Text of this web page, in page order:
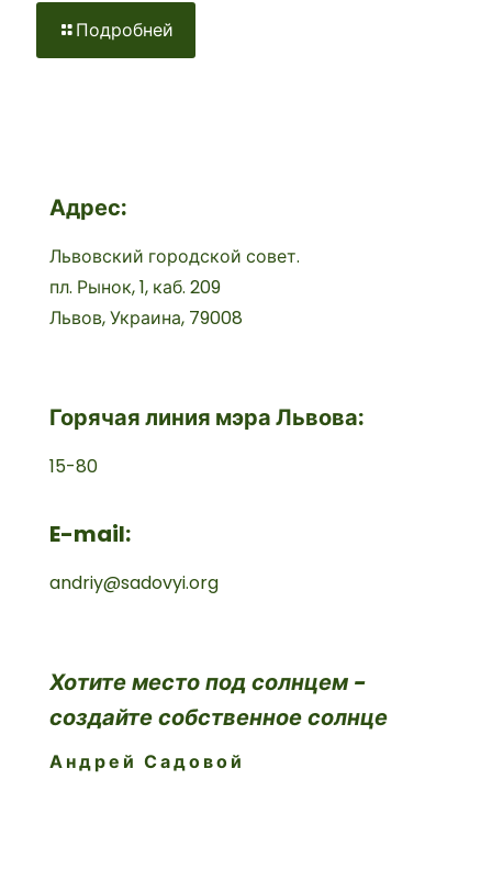
Подробней
Адрес:
Львовский городской совет.
пл. Рынок, 1, каб. 209
Львов, Украина, 79008
Горячая линия мэра Львова:
15-80
E-mail:
andriy@sadovyi.org
Хотите место под солнцем -
создайте собственное солнце
Андрей Садовой